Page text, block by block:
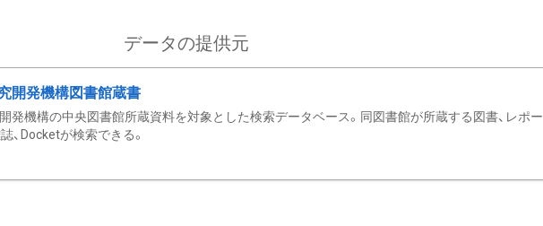
データの提供元
開発機構図書館蔵書
発機構の中央図書館所蔵資料を対象とした検索データベース。同図書館が所蔵する図書、レポー
誌、Docketが検索できる。